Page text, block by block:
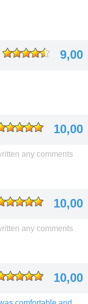
9,00
10,00
any comments
10,00
any comments
10,00